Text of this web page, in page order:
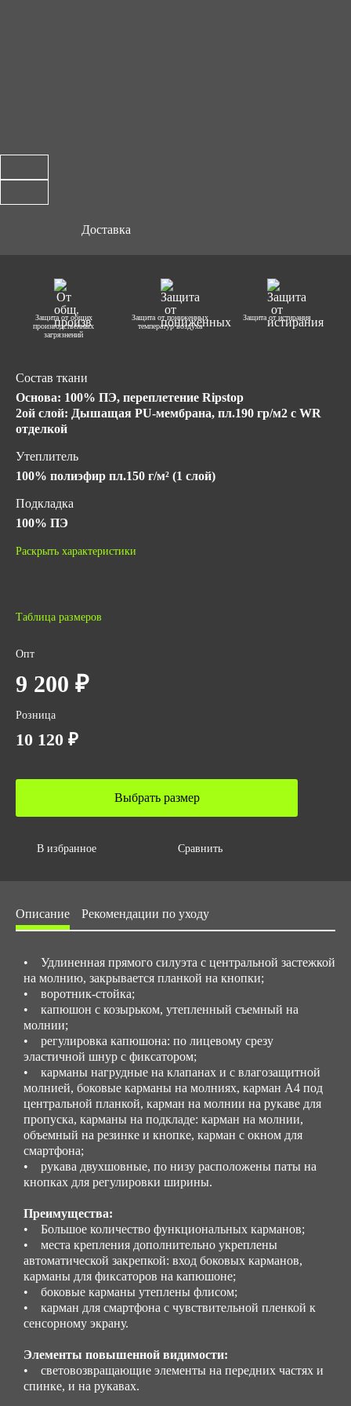
Доставка
Защита от общих
производственных
загрязнений
Защита от пониженных
температур воздуха
Защита от истирания
Состав ткани
Основа: 100% ПЭ, переплетение Ripstop
2ой слой: Дышащая PU-мембрана, пл.190 гр/м2 с WR
отделкой
Утеплитель
100% полиэфир пл.150 г/м² (1 слой)
Подкладка
100% ПЭ
Климатический пояс
1
хранения)
ГОСТ 12.4.281-2021
Раскрыть характеристики
Таблица размеров
Опт
9 200 ₽
Розница
10 120 ₽
Выбрать размер
В избранное Сравнить
Описание Рекомендации по уходу
• Удлиненная прямого силуэта с центральной застежкой
на молнию, закрывается планкой на кнопки;
• воротник-стойка;
• капюшон с козырьком, утепленный съемный на
молнии;
• регулировка капюшона: по лицевому срезу
эластичной шнур с фиксатором;
• карманы нагрудные на клапанах и с влагозащитной
молнией, боковые карманы на молниях, карман А4 под
центральной планкой, карман на молнии на рукаве для
пропуска, карманы на подкладе: карман на молнии,
объемный на резинке и кнопке, карман с окном для
смартфона;
• рукава двухшовные, по низу расположены паты на
кнопках для регулировки ширины.
Преимущества:
• Большое количество функциональных карманов;
• места крепления дополнительно укреплены
автоматической закрепкой: вход боковых карманов,
карманы для фиксаторов на капюшоне;
• боковые карманы утеплены флисом;
• карман для смартфона с чувствительной пленкой к
сенсорному экрану.
Элементы повышенной видимости:
• световозвращающие элементы на передних частях и
спинке, и на рукавах.